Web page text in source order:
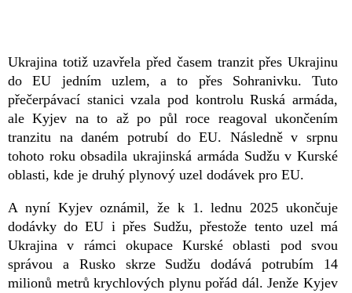
Ukrajina totiž uzavřela před časem tranzit přes Ukrajinu
do EU jedním uzlem, a to přes Sohranivku. Tuto
přečerpávací stanici vzala pod kontrolu Ruská armáda,
ale Kyjev na to až po půl roce reagoval ukončením
tranzitu na daném potrubí do EU. Následně v srpnu
tohoto roku obsadila ukrajinská armáda Sudžu v Kurské
oblasti, kde je druhý plynový uzel dodávek pro EU.
A nyní Kyjev oznámil, že k 1. lednu 2025 ukončuje
dodávky do EU i přes Sudžu, přestože tento uzel má
Ukrajina v rámci okupace Kurské oblasti pod svou
správou a Rusko skrze Sudžu dodává potrubím 14
milionů metrů krychlových plynu pořád dál. Jenže Kyjev